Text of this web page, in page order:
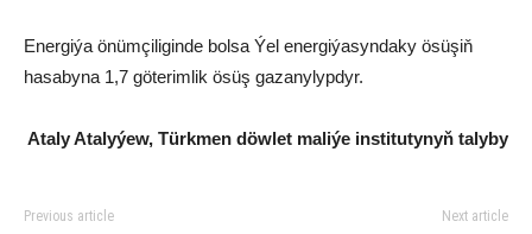
Energiýa önümçiliginde bolsa Ýel energiýasyndaky ösüşiň
hasabyna 1,7 göterimlik ösüş gazanylypdyr.
Ataly Atalyýew, Türkmen döwlet maliýe institutynyň talyby
Previous article Next article